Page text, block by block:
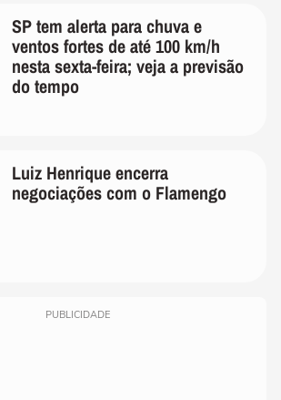
SP tem alerta para chuva e
ventos fortes de até 100 km/h
nesta sexta-feira; veja a previsão
do tempo
Luiz Henrique encerra
negociações com o Flamengo
PUBLICIDADE